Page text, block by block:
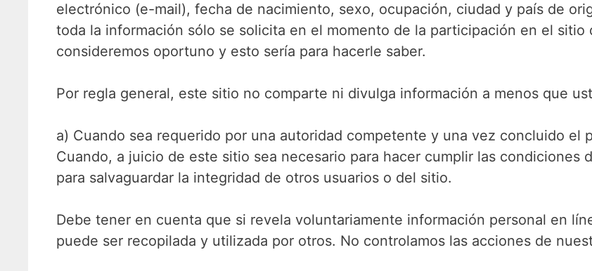
electrónico (e-mail), fecha de nacimiento, sexo, ocupación, ciudad y país de
toda la información sólo se solicita en el momento de la participación en el
consideremos oportuno y esto sería para hacerle saber.
Por regla general, este sitio no comparte ni divulga información a menos que
a) Cuando sea requerido por una autoridad competente y una vez concluido el
Cuando, a juicio de este sitio sea necesario para hacer cumplir las condiciones
para salvaguardar la integridad de otros usuarios o del sitio.
Debe tener en cuenta que si revela voluntariamente información personal en
puede ser recopilada y utilizada por otros. No controlamos las acciones de